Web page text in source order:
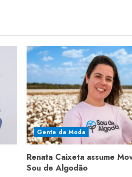
Gente da Moda
Renata Caixeta assume
Sou de Algodão